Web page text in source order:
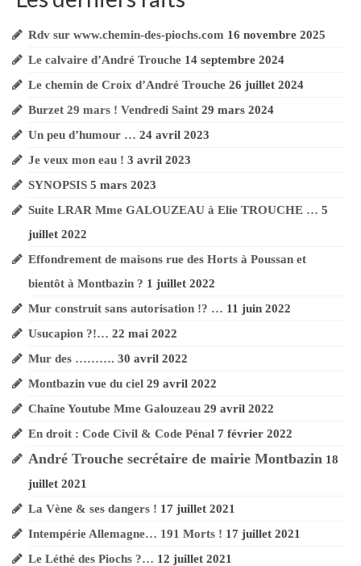
Rdv sur www.chemin-des-piochs.com 16 novembre 2025
Le calvaire d’André Trouche 14 septembre 2024
Le chemin de Croix d’André Trouche 26 juillet 2024
Burzet 29 mars ! Vendredi Saint 29 mars 2024
Un peu d’humour … 24 avril 2023
Je veux mon eau ! 3 avril 2023
SYNOPSIS 5 mars 2023
Suite LRAR Mme GALOUZEAU à Elie TROUCHE … 5
juillet 2022
Effondrement de maisons rue des Horts à Poussan et
bientôt à Montbazin ? 1 juillet 2022
Mur construit sans autorisation !? … 11 juin 2022
Usucapion ?!… 22 mai 2022
Mur des ………. 30 avril 2022
Montbazin vue du ciel 29 avril 2022
Chaîne Youtube Mme Galouzeau 29 avril 2022
En droit : Code Civil & Code Pénal 7 février 2022
André Trouche secrétaire de mairie Montbazin 18
juillet 2021
La Vène & ses dangers ! 17 juillet 2021
Intempérie Allemagne… 191 Morts ! 17 juillet 2021
Le Léthé des Piochs ?… 12 juillet 2021